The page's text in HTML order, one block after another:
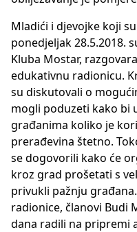
Mladići i djevojke koji
ponedjeljak 28.5.2018.
Kluba Mostar,
edukativnu radionicu.
su diskutovali o
mogli poduzeti kako bi
građanima koliko je
prerađevina štetno.
se dogovorili kako će
kroz grad prošetati s
privukli pažnju
radionice, članovi Budi
dana radili na pripremi